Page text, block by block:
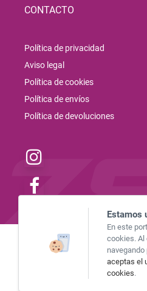
CONTACTO
Política de privacidad
Aviso legal
Política de cookies
Política de envíos
Política de devoluciones
instagram
facebook
Estamos
En este
cookies. Al
navegando
aceptas el
cookies.